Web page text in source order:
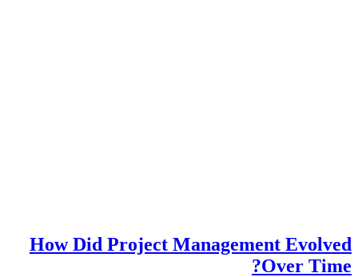
How Did Project Management
Over